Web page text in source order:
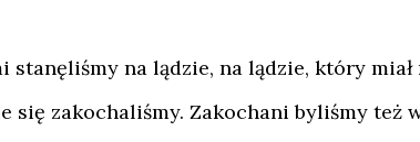
stanęliśmy na lądzie, na lądzie, który
się zakochaliśmy. Zakochani byliśmy też